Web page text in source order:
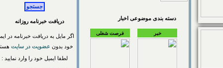
دسته بندی موضوعی اخبار
فرصت شغلی
دریافت خبرنامه روزانه
اگر مایل به دریافت خبرنامه در ایمیل
خود بدونعضویت در سایتهستید
لطفا ایمیل خود را وارد نمایید :